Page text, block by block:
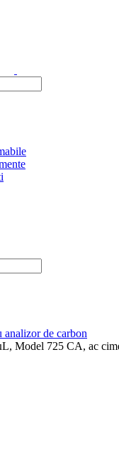
analizor de carbon
Model 725 CA, ac